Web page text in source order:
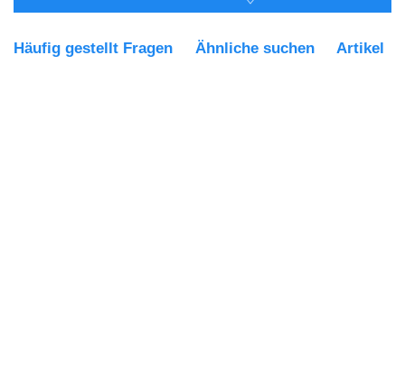
Häufig gestellt Fragen Ähnliche suchen Artikel